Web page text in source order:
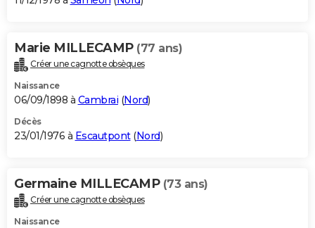
Marie MILLECAMP (77 ans)
Créer une cagnotte obsèques
Naissance
06/09/1898 à Cambrai (Nord)
Décès
23/01/1976 à Escautpont(Nord)
Germaine MILLECAMP (73 ans)
Créer une cagnotte obsèques
Naissance